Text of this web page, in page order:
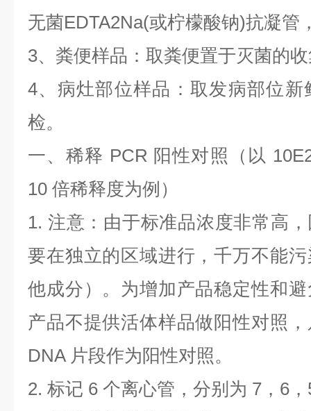
无菌EDTA2Na(或柠檬酸钠)抗凝管
3、粪便样品：取粪便置于灭菌的
4、病灶部位样品：取发病部位
检。
一、稀释 PCR 阳性对照（以
10 倍稀释度为例）
1. 注意：由于标准品浓度非常高
要在独立的区域进行，千万不能
他成分）。为增加产品稳定性和
产品不提供活体样品做阳性对照
DNA 片段作为阳性对照。
2. 标记 6 个离心管，分别为 7 ， 6 ，